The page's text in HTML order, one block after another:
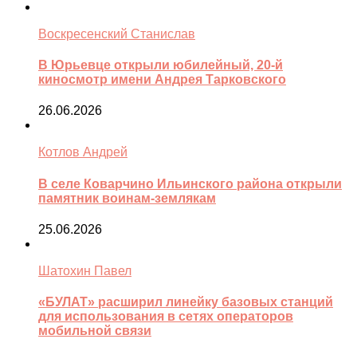
Воскресенский Станислав
В Юрьевце открыли юбилейный, 20-й
киносмотр имени Андрея Тарковского
26.06.2026
Котлов Андрей
В селе Коварчино Ильинского района открыли
памятник воинам-землякам
25.06.2026
Шатохин Павел
«БУЛАТ» расширил линейку базовых станций
для использования в сетях операторов
мобильной связи